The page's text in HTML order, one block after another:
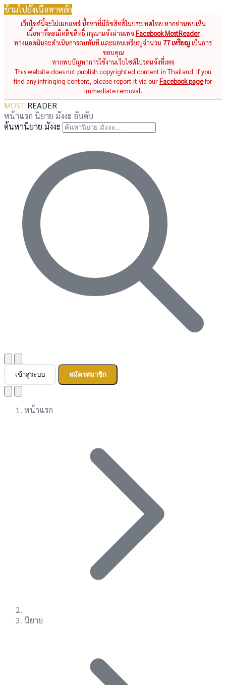
ข้ามไปยังเนื้อหาหลัก
เว็บไซต์นี้จะไม่เผยแพร่เนื้อหาที่มีลิขสิทธิ์ในประเทศไทย หากท่านพบเห็น
เนื้อหาที่ละเมิดลิขสิทธิ์ กรุณาแจ้งผ่านเพจ Facebook MostReader
ทางแอดมินจะดำเนินการลบทันที และมอบเหรียญจำนวน 77 เหรียญเป็นการ
ขอบคุณ
หากพบปัญหาการใช้งานเว็บไซต์โปรดแจ้งที่เพจ
This website does not publish copyrighted content in Thailand. If you
find any infringing content, please report it via ourFacebook pagefor
immediate removal.
MOST READER
หน้าแรก นิยาย มังงะ อันดับ
ค้นหานิยาย มังงะ
เข้าสู่ระบบ สมัครสมาชิก
หน้าแรก
นิยาย